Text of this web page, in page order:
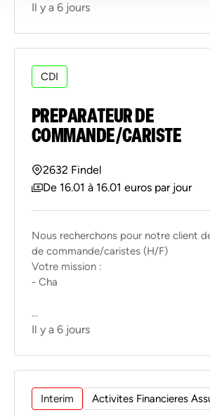
Il y a 6 jours
CDI
PREPARATEUR DE
COMMANDE/CARISTE
2632 Findel
De 16.01 à 16.01 euros par jour
Nous recherchons pour notre client
de commande/caristes (H/F)
Votre mission :
- Cha
...
Il y a 6 jours
Interim Activites Financieres